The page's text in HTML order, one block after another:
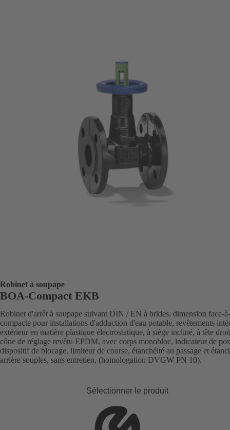
Robinet à soupape
BOA-Compact EKB
Robinet d'arrêt à soupape suivant DIN / EN à brides, dimension face-
compacte pour installations d'adduction d'eau potable, revêtements
extérieur en matière plastique électrostatique, à siège incliné, à tête
cône de réglage revêtu EPDM, avec corps monobloc, indicateur de
dispositif de blocage, limiteur de course, étanchéité au passage et
arrière souples, sans entretien, (homologation DVGW PN 10).
Sélectionner le produit